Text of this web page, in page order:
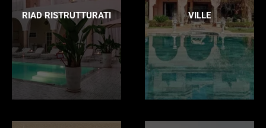
RIAD RISTRUTTURATI VILLE